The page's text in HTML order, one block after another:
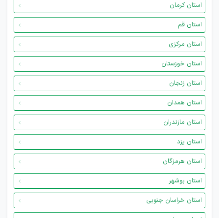
استان کرمان
استان قم
استان مرکزی
استان خوزستان
استان زنجان
استان همدان
استان مازندران
استان یزد
استان هرمزگان
استان بوشهر
استان خراسان جنوبی